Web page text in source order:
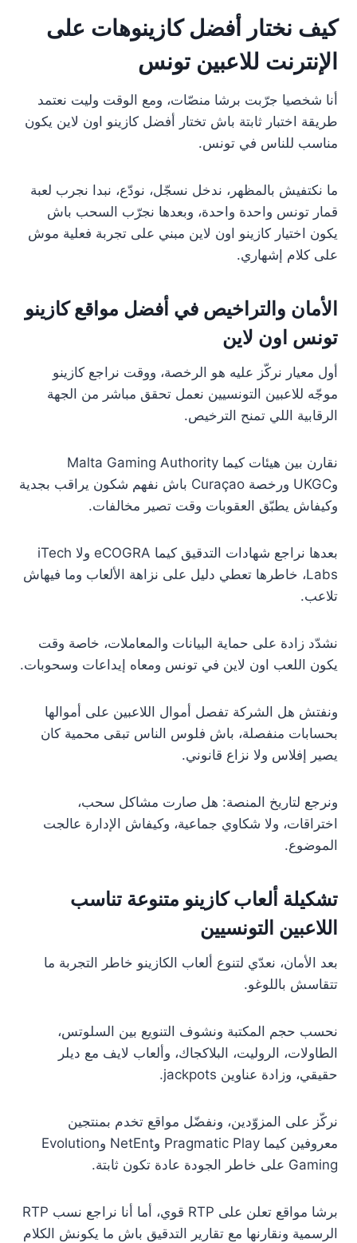
كيف نختار أفضل كازينوهات على
الإنترنت للاعبين تونس
أنا شخصيا جرّبت برشا منصّات، ومع الوقت وليت نعتمد
طريقة اختبار ثابتة باش تختار أفضل كازينو اون لاين يكون
مناسب للناس في تونس.
ما نكتفيش بالمظهر، ندخل نسجّل، نودّع، نبدا نجرب لعبة
قمار تونس واحدة واحدة، وبعدها نجرّب السحب باش
يكون اختيار كازينو اون لاين مبني على تجربة فعلية موش
على كلام إشهاري.
الأمان والتراخيص في أفضل مواقع كازينو
تونس اون لاين
أول معيار نركّز عليه هو الرخصة، ووقت نراجع كازينو
موجّه للاعبين التونسيين نعمل تحقق مباشر من الجهة
الرقابية اللي تمنح الترخيص.
نقارن بين هيئات كيما Malta Gaming Authority
وUKGC ورخصة Curaçao باش نفهم شكون يراقب بجدية
وكيفاش يطبّق العقوبات وقت تصير مخالفات.
بعدها نراجع شهادات التدقيق كيما eCOGRA ولا iTech
Labs، خاطرها تعطي دليل على نزاهة الألعاب وما فيهاش
تلاعب.
نشدّد زادة على حماية البيانات والمعاملات، خاصة وقت
يكون اللعب اون لاين في تونس ومعاه إيداعات وسحوبات.
ونفتش هل الشركة تفصل أموال اللاعبين على أموالها
بحسابات منفصلة، باش فلوس الناس تبقى محمية كان
يصير إفلاس ولا نزاع قانوني.
ونرجع لتاريخ المنصة: هل صارت مشاكل سحب،
اختراقات، ولا شكاوي جماعية، وكيفاش الإدارة عالجت
الموضوع.
تشكيلة ألعاب كازينو متنوعة تناسب
اللاعبين التونسيين
بعد الأمان، نعدّي لتنوع ألعاب الكازينو خاطر التجربة ما
تتقاسش باللوغو.
نحسب حجم المكتبة ونشوف التنويع بين السلوتس،
الطاولات، الروليت، البلاكجاك، وألعاب لايف مع ديلر
حقيقي، وزادة عناوين jackpots.
نركّز على المزوّدين، ونفضّل مواقع تخدم بمنتجين
معروفين كيما Pragmatic Play وNetEnt وEvolution
Gaming على خاطر الجودة عادة تكون ثابتة.
برشا مواقع تعلن على RTP قوي، أما أنا نراجع نسب RTP
الرسمية ونقارنها مع تقارير التدقيق باش ما يكونش الكلام